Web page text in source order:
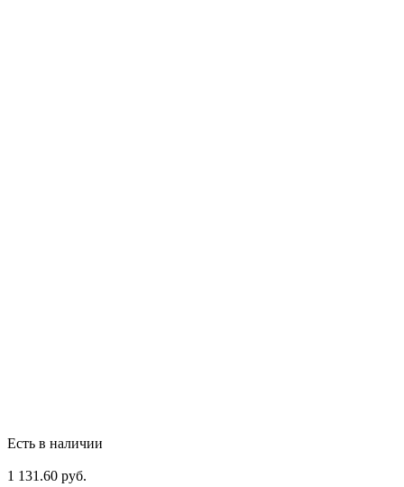
Есть в наличии
1 131.60 руб.